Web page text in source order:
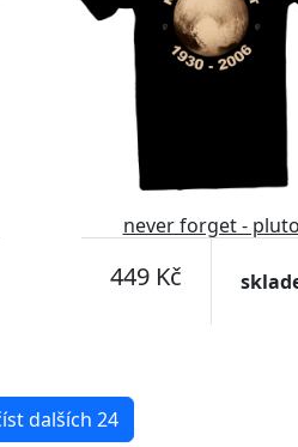
never forget - pluto
449 Kč
dalších 24